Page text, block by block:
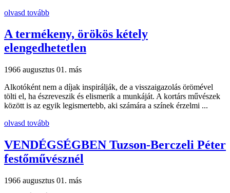
olvasd tovább
A termékeny, örökös kétely
elengedhetetlen
1966 augusztus 01. más
Alkotóként nem a díjak inspirálják, de a visszaigazolás örömével
tölti el, ha észreveszik és elismerik a munkáját. A kortárs művészek
között is az egyik legismertebb, aki számára a színek érzelmi ...
olvasd tovább
VENDÉGSÉGBEN Tuzson-Berczeli Péter
festőművésznél
1966 augusztus 01. más